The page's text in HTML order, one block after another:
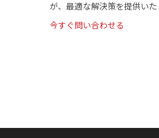
が、最適な解決策を提供いた
今すぐ問い合わせる